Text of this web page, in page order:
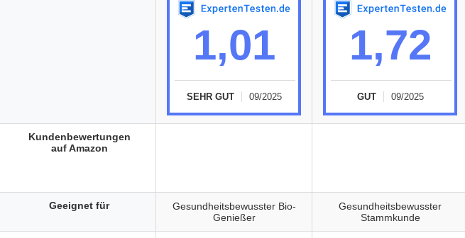
1,01
SEHR GUT 09/2025
1,72
GUT 09/2025
Gesundheitsbewusster Bio-
Genießer
Gesundheitsbewusster
Stammkunde
Kundenbewertungen
auf Amazon
Geeignet für